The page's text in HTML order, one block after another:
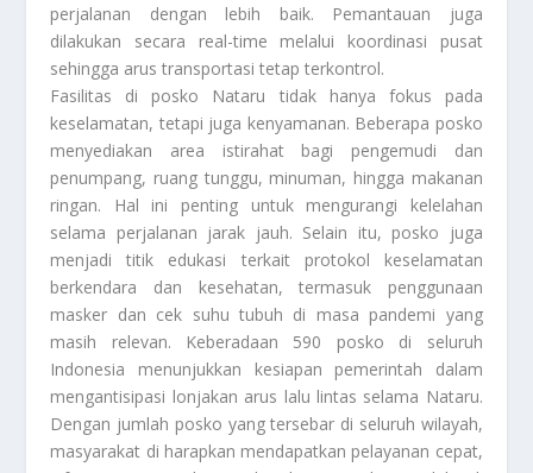
perjalanan dengan lebih baik. Pemantauan juga
dilakukan secara real-time melalui koordinasi pusat
sehingga arus transportasi tetap terkontrol.
Fasilitas di posko Nataru tidak hanya fokus pada
keselamatan, tetapi juga kenyamanan. Beberapa posko
menyediakan area istirahat bagi pengemudi dan
penumpang, ruang tunggu, minuman, hingga makanan
ringan. Hal ini penting untuk mengurangi kelelahan
selama perjalanan jarak jauh. Selain itu, posko juga
menjadi titik edukasi terkait protokol keselamatan
berkendara dan kesehatan, termasuk penggunaan
masker dan cek suhu tubuh di masa pandemi yang
masih relevan. Keberadaan 590 posko di seluruh
Indonesia menunjukkan kesiapan pemerintah dalam
mengantisipasi lonjakan arus lalu lintas selama Nataru.
Dengan jumlah posko yang tersebar di seluruh wilayah,
masyarakat di harapkan mendapatkan pelayanan cepat,